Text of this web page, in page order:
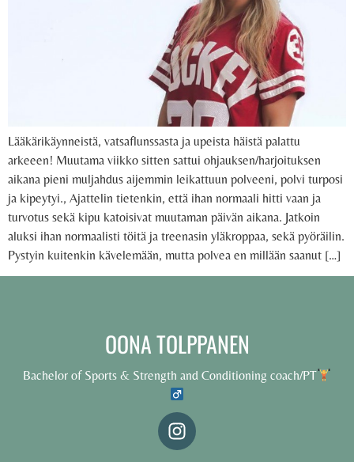
Lääkärikäynneistä, vatsaflunssasta ja upeista häistä palattu
arkeeen! Muutama viikko sitten sattui ohjauksen/harjoituksen
aikana pieni muljahdus aijemmin leikattuun polveeni, polvi turposi
ja kipeytyi., Ajattelin tietenkin, että ihan normaali hitti vaan ja
turvotus sekä kipu katoisivat muutaman päivän aikana. Jatkoin
aluksi ihan normaalisti töitä ja treenasin yläkroppaa, sekä pyöräilin.
Pystyin kuitenkin kävelemään, mutta polvea en millään saanut […]
OONA TOLPPANEN
Bachelor of Sports & Strength and Conditioning coach/PT